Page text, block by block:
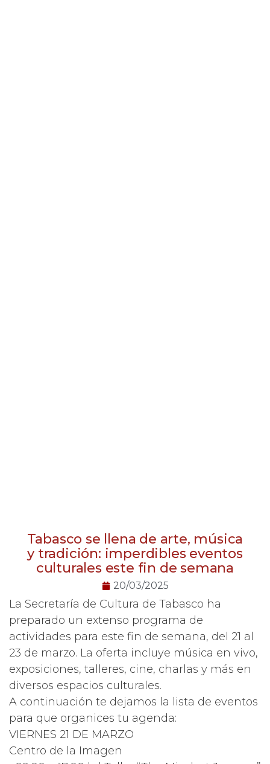
Tabasco se llena de arte, música
y tradición: imperdibles eventos
culturales este fin de semana
20/03/2025
La Secretaría de Cultura de Tabasco ha
preparado un extenso programa de
actividades para este fin de semana, del 21 al
23 de marzo. La oferta incluye música en vivo,
exposiciones, talleres, cine, charlas y más en
diversos espacios culturales.
A continuación te dejamos la lista de eventos
para que organices tu agenda:
VIERNES 21 DE MARZO
Centro de la Imagen